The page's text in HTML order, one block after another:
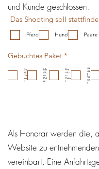
und Kunde geschlossen.
Als Honorar werden die,
Website zu
vereinbart. Eine
Das Shooting soll
Pferd Hund
Gebuchtes Paket *
l
i
d
Ba
sic
Pa
ke
t
Me
diu
m
Pak
et
Pre
miu
m
Pake
t
Lu
xu
s
Pa
ke
t